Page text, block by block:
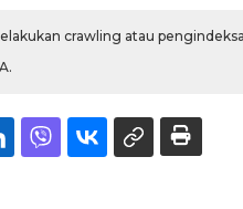
crawling atau